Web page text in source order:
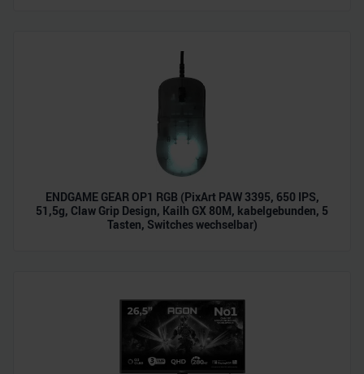
ENDGAME GEAR OP1 RGB (PixArt PAW 3395, 650 IPS,
51,5g, Claw Grip Design, Kailh GX 80M, kabelgebunden, 5
Tasten, Switches wechselbar)